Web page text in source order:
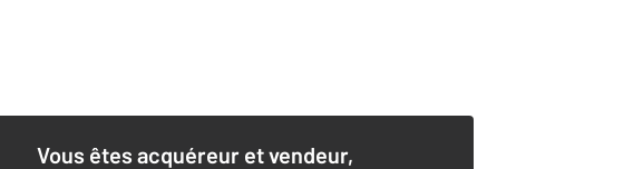
Vous êtes acquéreur et vendeur,